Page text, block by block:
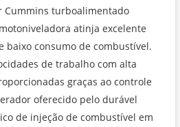
Cummins turboalimentado
atinja excelente
baixo consumo de combustível.
de trabalho com alta
graças ao controle
oferecido pelo durável
de injeção de combustível em